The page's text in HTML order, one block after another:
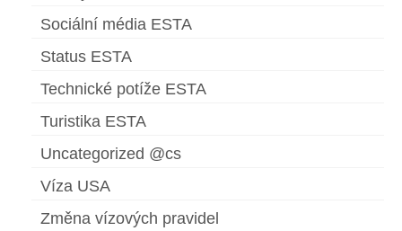
Sociální média ESTA
Status ESTA
Technické potíže ESTA
Turistika ESTA
Uncategorized @cs
Víza USA
Změna vízových pravidel